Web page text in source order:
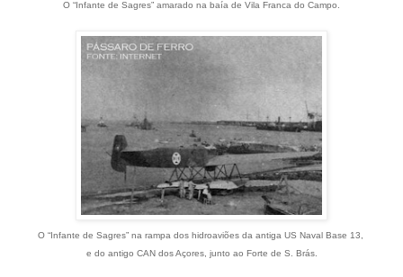
O “Infante de Sagres” amarado na baía de Vila Franca do Campo.
O “Infante de Sagres” na rampa dos hidroaviões da antiga US Naval Base 13,
e do antigo CAN dos Açores, junto ao Forte de S. Brás.